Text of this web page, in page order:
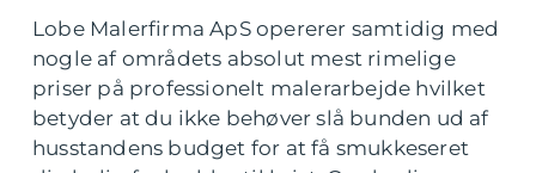
Lobe Malerfirma ApS opererer samtidig med
nogle af områdets absolut mest rimelige
priser på professionelt malerarbejde hvilket
betyder at du ikke behøver slå bunden ud af
husstandens budget for at få smukkeseret